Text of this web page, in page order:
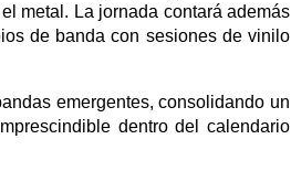
metal. La jornada contará además
de banda con sesiones de vinilo
emergentes, consolidando un
dentro del calendario